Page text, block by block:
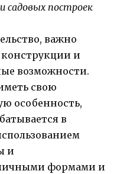
садовых построек
важно
конструкции и
возможности.
свою
особенность,
в
и
формами и